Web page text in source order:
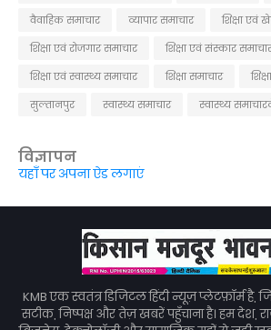
वैवाहिक समाचार
व्यापार समाचार
शिक्षा एवं
शिक्षा एवं रोजगार समाचार
शिक्षा एवं संस्कार
शिक्षा एवं स्वास्थ्य समाचार
शिक्षा समाचार
सुल्तानपुर
स्वास्थ्य समाचार स्वास्थ्य
विज्ञापन
यहाँ पर अपना ऐड लगाएं
KMB एक स्वतंत्र डिजिटल हिंदी न्यूज़ प्लेटफ़ॉर्म है,
सटीक, निष्पक्ष और तेज़ खबरें पहुँचाना है। हम देश,